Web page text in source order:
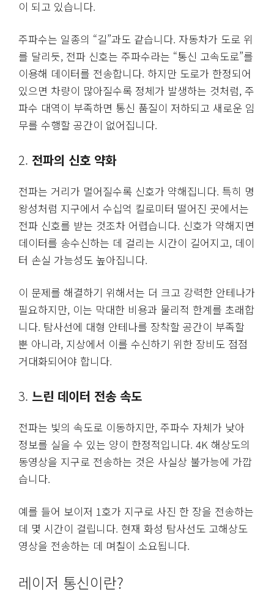
이 되고 있습니다.
주파수는 일종의 “길”과도 같습니다. 자동차가 도로 위
를 달리듯, 전파 신호는 주파수라는 “통신 고속도로”를
이용해 데이터를 전송합니다. 하지만 도로가 한정되어
있으면 차량이 많아질수록 정체가 발생하는 것처럼, 주
파수 대역이 부족하면 통신 품질이 저하되고 새로운 임
무를 수행할 공간이 없어집니다.
2. 전파의 신호 약화
전파는 거리가 멀어질수록 신호가 약해집니다. 특히 명
왕성처럼 지구에서 수십억 킬로미터 떨어진 곳에서는
전파 신호를 받는 것조차 어렵습니다. 신호가 약해지면
데이터를 송수신하는 데 걸리는 시간이 길어지고, 데이
터 손실 가능성도 높아집니다.
이 문제를 해결하기 위해서는 더 크고 강력한 안테나가
필요하지만, 이는 막대한 비용과 물리적 한계를 초래합
니다. 탐사선에 대형 안테나를 장착할 공간이 부족할
뿐 아니라, 지상에서 이를 수신하기 위한 장비도 점점
거대화되어야 합니다.
3. 느린 데이터 전송 속도
전파는 빛의 속도로 이동하지만, 주파수 자체가 낮아
정보를 실을 수 있는 양이 한정적입니다. 4K 해상도의
동영상을 지구로 전송하는 것은 사실상 불가능에 가깝
습니다.
예를 들어 보이저 1호가 지구로 사진 한 장을 전송하는
데 몇 시간이 걸립니다. 현재 화성 탐사선도 고해상도
영상을 전송하는 데 며칠이 소요됩니다.
레이저 통신이란?